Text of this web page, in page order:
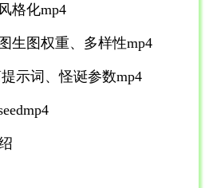
格化mp4
生图权重、多样性mp4
示词、怪诞参数mp4